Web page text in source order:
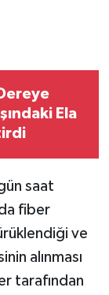
Ela
saat
fiber
ve
alınması
tarafından